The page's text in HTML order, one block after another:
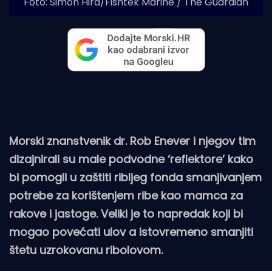
Morski znanstvenik dr. Rob Enever i njegov tim
dizajnirali su male podvodne ‘reflektore’ kako
bi pomogli u zaštiti ribljeg fonda smanjivanjem
potrebe za korištenjem ribe kao mamca za
rakove i jastoge. Veliki je to napredak koji bi
mogao povećati ulov a istovremeno smanjiti
štetu uzrokovanu ribolovom.